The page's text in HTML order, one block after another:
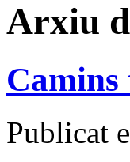
Arxiu
Camins
Publicat